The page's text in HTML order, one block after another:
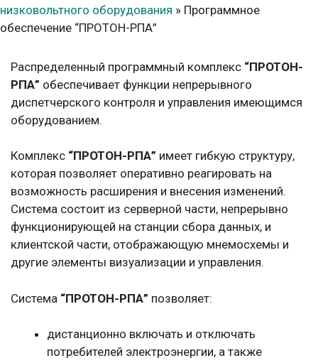
низковольтного оборудования » Программное
обеспечение “ПРОТОН-РПА”
Распределенный программный комплекс “ПРОТОН-
РПА” обеспечивает функции непрерывного
диспетчерского контроля и управления имеющимся
оборудованием.
Комплекс “ПРОТОН-РПА” имеет гибкую структуру,
которая позволяет оперативно реагировать на
возможность расширения и внесения изменений.
Система состоит из серверной части, непрерывно
функционирующей на станции сбора данных, и
клиентской части, отображающую мнемосхемы и
другие элементы визуализации и управления.
Система “ПРОТОН-РПА” позволяет:
дистанционно включать и отключать
потребителей электроэнергии, а также